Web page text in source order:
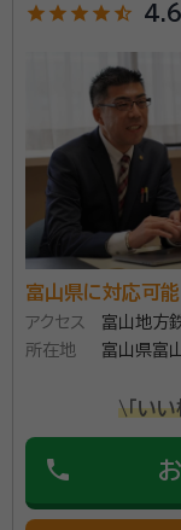
star star star star star_half
富山県に対応可能
アクセス
富山地方
所在地
富山県富
\「い
phone